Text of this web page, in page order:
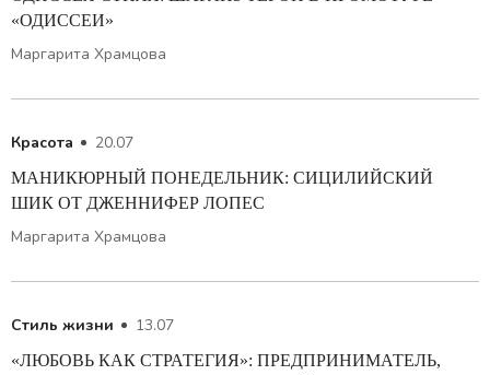
«ОДИССЕИ»
Маргарита Храмцова
Красота 20.07
МАНИКЮРНЫЙ ПОНЕДЕЛЬНИК: СИЦИЛИЙСКИЙ
ШИК ОТ ДЖЕННИФЕР ЛОПЕС
Маргарита Храмцова
Стиль жизни 13.07
«ЛЮБОВЬ КАК СТРАТЕГИЯ»: ПРЕДПРИНИМАТЕЛЬ,